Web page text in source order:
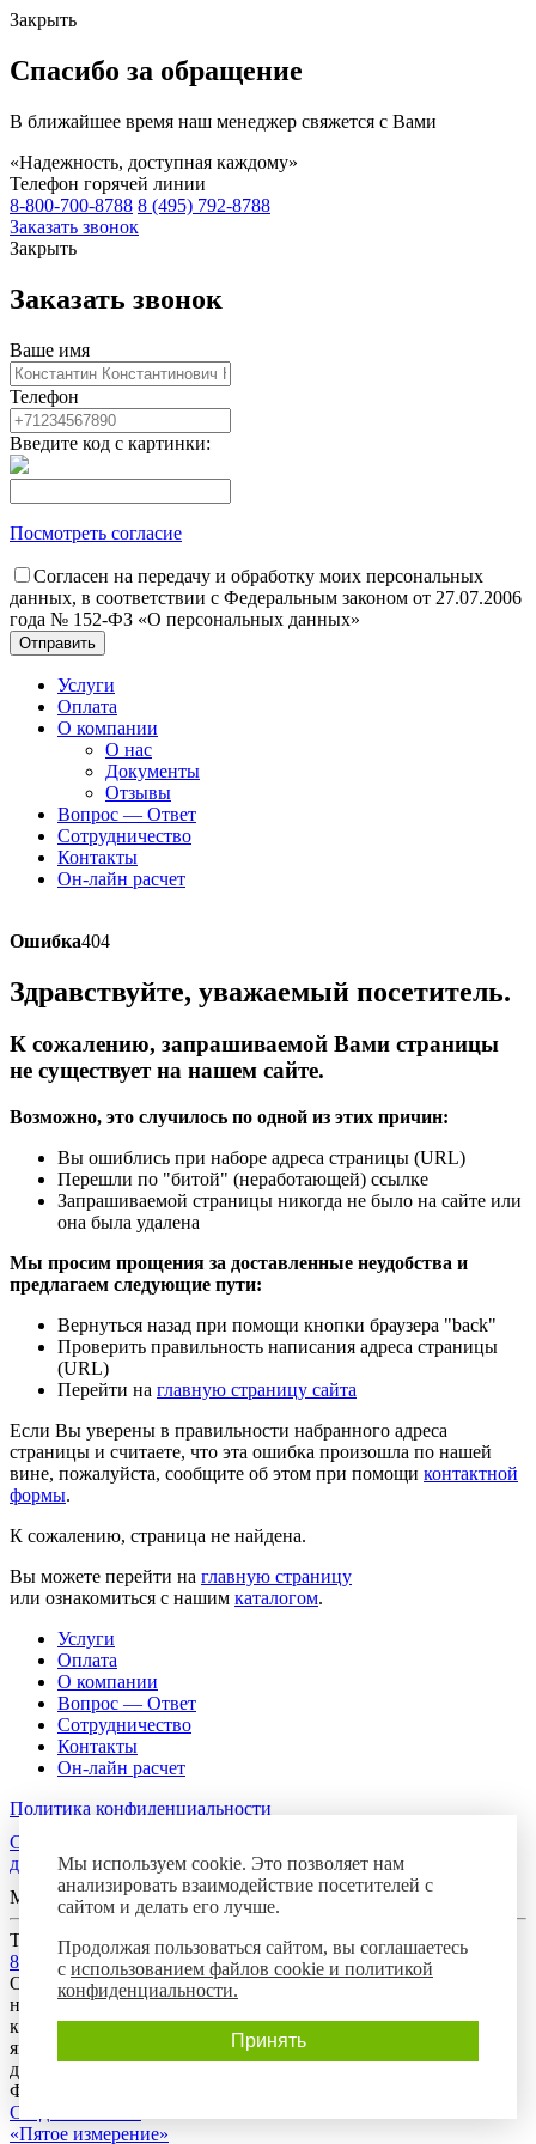
Закрыть
Спасибо за обращение
В ближайшее время наш менеджер свяжется с Вами
«Надежность, доступная каждому»
Телефон горячей линии
8-800-700-8788 8 (495) 792-8788
Заказать звонок
Закрыть
Заказать звонок
Ваше имя
Телефон
Введите код с картинки:
Посмотреть согласие
Согласен на передачу и обработку моих персональных
данных, в соответствии с Федеральным законом от 27.07.2006
года № 152-ФЗ «О персональных данных»
Отправить
Услуги
Оплата
О компании
О нас
Документы
Отзывы
Вопрос — Ответ
Сотрудничество
Контакты
Он-лайн расчет
Ошибка404
Здравствуйте, уважаемый посетитель.
К сожалению, запрашиваемой Вами страницы
не существует на нашем сайте.
Возможно, это случилось по одной из этих причин:
Вы ошиблись при наборе адреса страницы (URL)
Перешли по "битой" (неработающей) ссылке
Запрашиваемой страницы никогда не было на сайте или
она была удалена
Мы просим прощения за доставленные неудобства и
предлагаем следующие пути:
Вернуться назад при помощи кнопки браузера "back"
Проверить правильность написания адреса страницы
(URL)
Перейти на главную страницу сайта
Если Вы уверены в правильности набранного адреса
страницы и считаете, что эта ошибка произошла по нашей
вине, пожалуйста, сообщите об этом при помощи контактной
формы.
К сожалению, страница не найдена.
Вы можете перейти на главную страницу
или ознакомиться с нашим каталогом.
Услуги
Оплата
О компании
Вопрос — Ответ
Сотрудничество
Контакты
Он-лайн расчет
Политика конфиденциальности
Согласие посетителя сайта на обработку персональных
данных
Мы в соцсетях
Телефон горячей линии
8-800-700-8788
Обращаем Ваше внимание на то, что данный интернет-сайт
носит исключительно информационный характер и ни при
каких условиях предложения, размещенные на нем, не
являются публичной офертой, определяемой положениями
действующего гражданского законодательства Российской
Федерации.
Создание сайта:
«Пятое измерение»
Мы используем cookie. Это позволяет нам
анализировать взаимодействие посетителей с
сайтом и делать его лучше.
Продолжая пользоваться сайтом, вы соглашаетесь
с использованием файлов cookie и политикой
конфиденциальности.
Принять